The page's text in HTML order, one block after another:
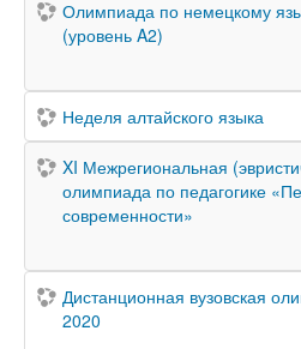
Олимпиада по немецкому
(уровень A2)
Неделя алтайского языка
XI Межрегиональная
олимпиада по педагогике
современности»
Дистанционная вузовская
2020